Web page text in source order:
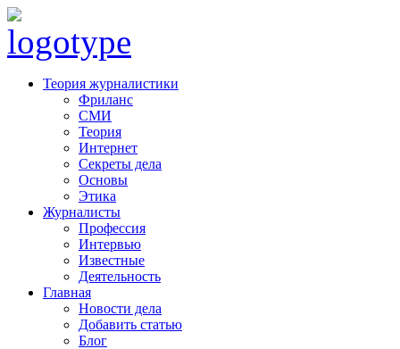
Теория журналистики
Фриланс
СМИ
Теория
Интернет
Секреты дела
Основы
Этика
Журналисты
Профессия
Интервью
Известные
Деятельность
Главная
Новости дела
Добавить статью
Блог